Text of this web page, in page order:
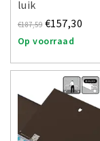
luik
€187,59 €157,30
Op voorraad